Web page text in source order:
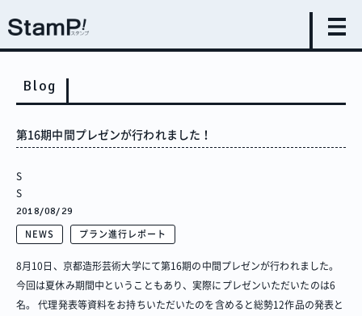
Blog
第16期中間プレゼンが行われました！
S
S
2018/08/29
NEWS プラン進行レポート
8月10日、京都造形芸術大学にて第16期の中間プレゼンが行われました。
今回は夏休み期間中ということもあり、実際にプレゼンいただいたのは6
名。 代理発表等資料をお持ちいただいたのを含めると総勢12作品の発表と